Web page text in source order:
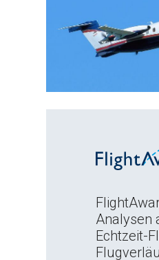
Analysen
Echtzeit-